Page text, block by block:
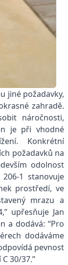
jiné požadavky,
zahradě.
náročnosti,
je při vhodné
Konkrétní
požadavků na
odolnost
1 stanovuje
prostředí, ve
mrazu a
upřesňuje Jan
a dodává: “Pro
dodáváme
pevnost
30/37.”